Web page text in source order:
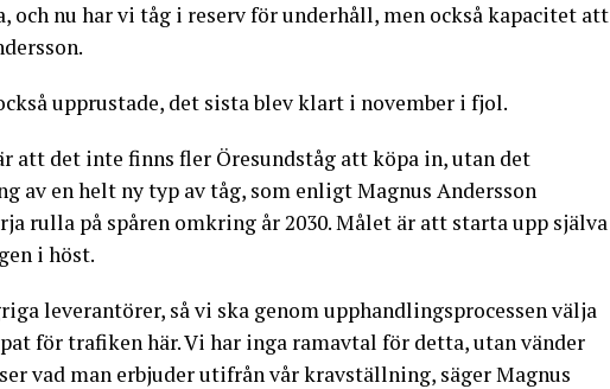
och nu har vi tåg i reserv för underhåll, men också kapacitet att
upprustade, det sista blev klart i november i fjol.
att det inte finns fler Öresundståg att köpa in, utan det
av en helt ny typ av tåg, som enligt Magnus Andersson
rulla på spåren omkring år 2030. Målet är att starta upp själva
i höst.
leverantörer, så vi ska genom upphandlingsprocessen välja
för trafiken här. Vi har inga ramavtal för detta, utan vänder
vad man erbjuder utifrån vår kravställning, säger Magnus